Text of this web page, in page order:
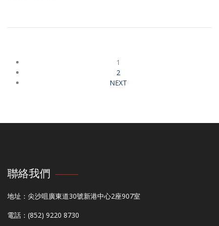
1
2
NEXT
聯絡我們
地址：尖沙咀廣東道30號新港中心2座907室
電話：(852) 9220 8730